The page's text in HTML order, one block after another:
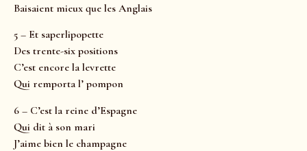
Baisaient mieux que les Anglais
5 – Et saperlipopette
Des trente-six positions
C’est encore la levrette
Qui remporta l’ pompon
6 – C’est la reine d’Espagne
Qui dit à son mari
J’aime bien le champagne